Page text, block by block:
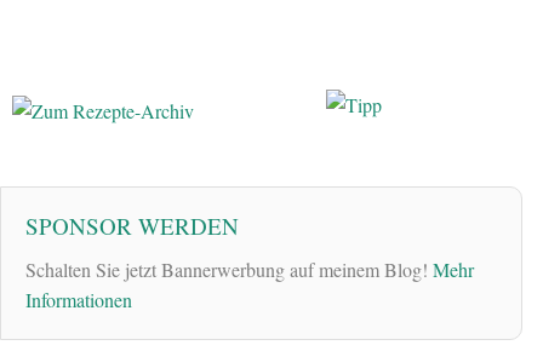
SPONSOR WERDEN
Schalten Sie jetzt Bannerwerbung auf meinem Blog! Mehr
Informationen